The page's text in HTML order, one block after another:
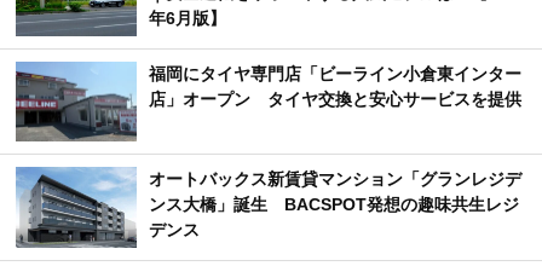
年6月版】
福岡にタイヤ専門店「ビーライン小倉東インター
店」オープン タイヤ交換と安心サービスを提供
オートバックス新賃貸マンション「グランレジデ
ンス大橋」誕生 BACSPOT発想の趣味共生レジ
デンス